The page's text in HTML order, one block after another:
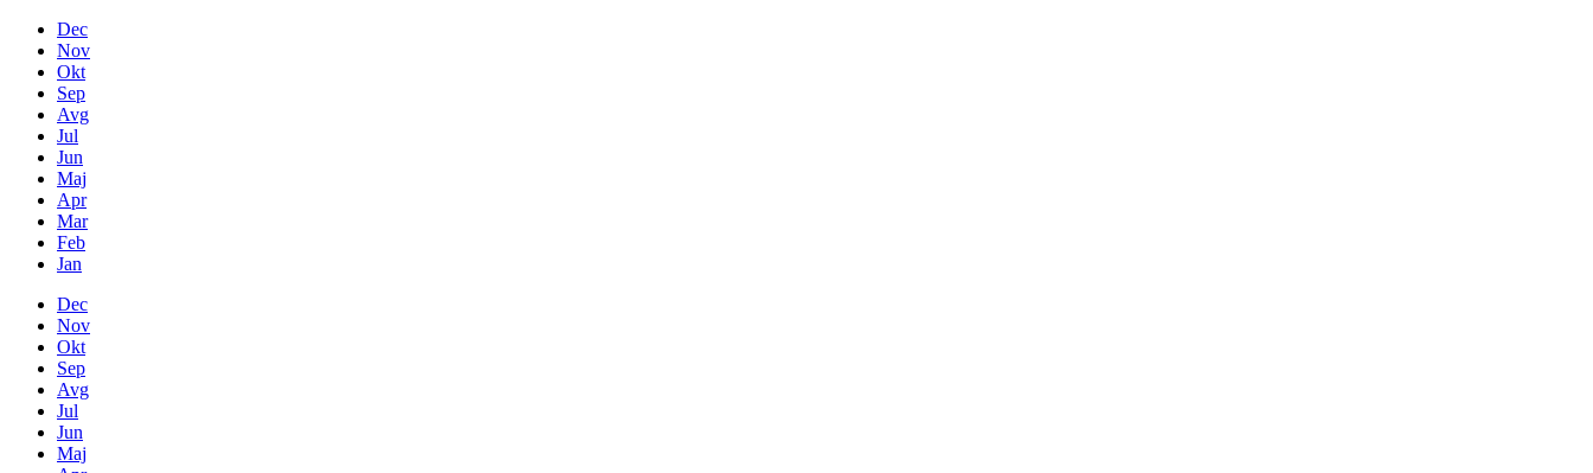
Dec
Nov
Okt
Sep
Avg
Jul
Jun
Maj
Apr
Mar
Feb
Jan
Dec
Nov
Okt
Sep
Avg
Jul
Jun
Maj